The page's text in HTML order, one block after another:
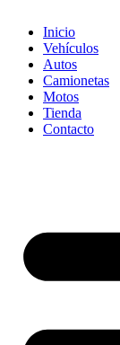
Inicio
Vehículos
Autos
Camionetas
Motos
Tienda
Contacto